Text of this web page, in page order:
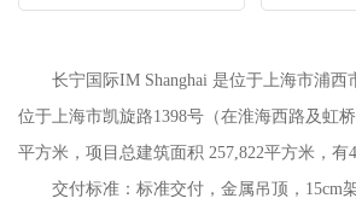
长宁国际IM Shanghai 是位于上海市浦西
位于上海市凯旋路1398号（在淮海西路及虹桥
平方米，项目总建筑面积 257,822平方米，
交付标准：标准交付，金属吊顶，